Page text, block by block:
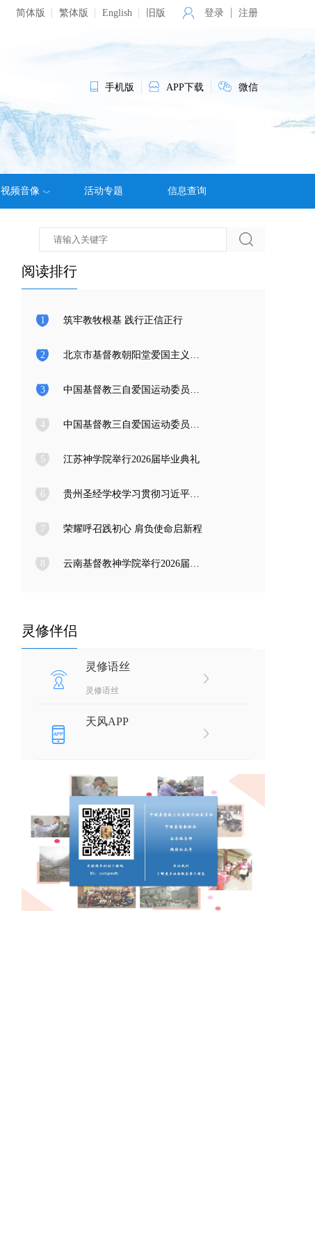
简体版 繁体版 English 旧版 登录 注册
手机版 APP下载 微信
视频音像 活动专题 信息查询
阅读排行
1 筑牢教牧根基 践行正信正行
2 北京市基督教朝阳堂爱国主义教育学习访问团一行来访
3 中国基督教三自爱国运动委员会2026年度公开招聘工作人员面试公告
4 中国基督教三自爱国运动委员会2026年度公开招聘应届高校毕业生面试公告
5 江苏神学院举行2026届毕业典礼
6 贵州圣经学校学习贯彻习近平总书记在庆祝中国共产党成立105周年大会上的重要讲话精神
7 荣耀呼召践初心 肩负使命启新程
8 云南基督教神学院举行2026届毕业典礼
灵修伴侣
灵修语丝
灵修语丝
天风APP